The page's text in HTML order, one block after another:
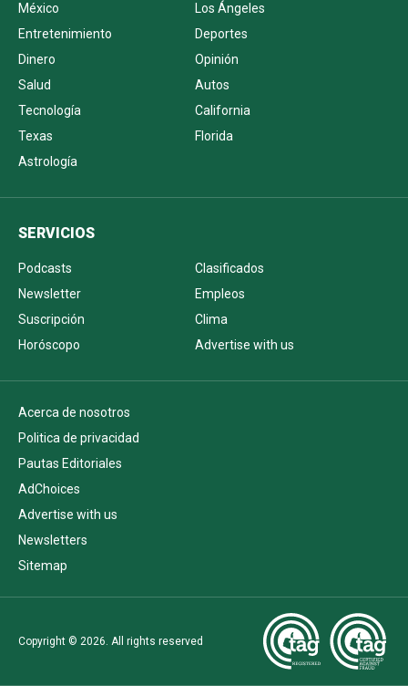
México
Los Ángeles
Entretenimiento
Deportes
Dinero
Opinión
Salud
Autos
Tecnología
California
Texas
Florida
Astrología
SERVICIOS
Podcasts
Clasificados
Newsletter
Empleos
Suscripción
Clima
Horóscopo
Advertise with us
Acerca de nosotros
Politica de privacidad
Pautas Editoriales
AdChoices
Advertise with us
Newsletters
Sitemap
Copyright © 2026. All rights reserved